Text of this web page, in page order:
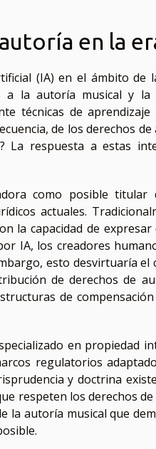
en la
(IA) en el ámbito de
a la autoría musical y
técnicas de
de los derechos
La respuesta a estas
como posible
actuales.
la capacidad de
IA, los creadores
esto desvirtuaría el
de derechos de
de
en propiedad
regulatorios
y doctrina
respeten los derechos
la autoría musical que